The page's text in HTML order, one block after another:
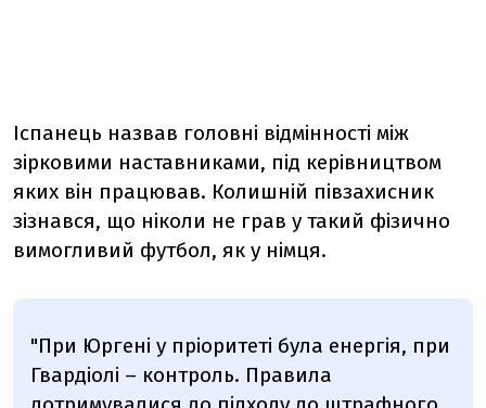
Іспанець назвав головні відмінності між
зірковими наставниками, під керівництвом
яких він працював. Колишній півзахисник
зізнався, що ніколи не грав у такий фізично
вимогливий футбол, як у німця.
"При Юргені у пріоритеті була енергія, при
Гвардіолі – контроль. Правила